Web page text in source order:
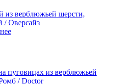
из верблюжьей шерсти,
/ Оверсайз
пуговицах из верблюжьей
/ Doctor